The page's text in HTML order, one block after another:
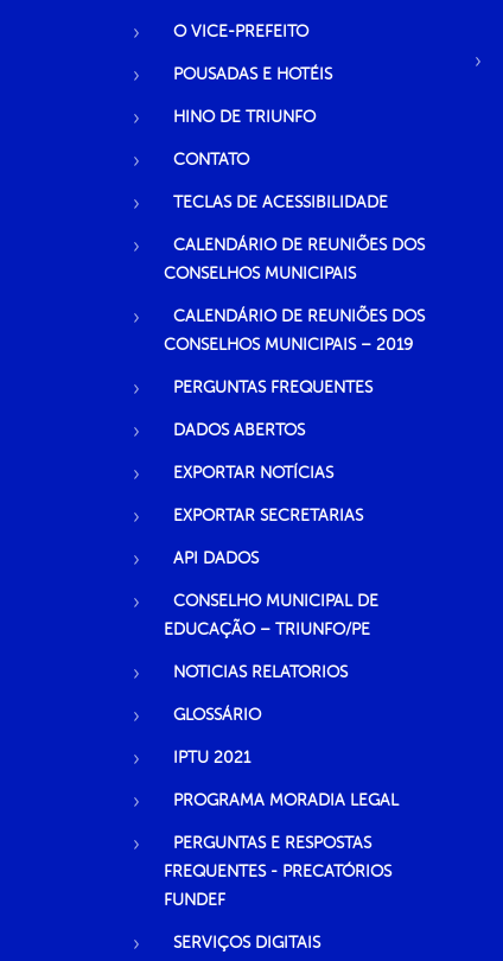
O VICE-PREFEITO
POUSADAS E HOTÉIS
HINO DE TRIUNFO
CONTATO
TECLAS DE ACESSIBILIDADE
CALENDÁRIO DE REUNIÕES DOS
CONSELHOS MUNICIPAIS
CALENDÁRIO DE REUNIÕES DOS
CONSELHOS MUNICIPAIS – 2019
PERGUNTAS FREQUENTES
DADOS ABERTOS
EXPORTAR NOTÍCIAS
EXPORTAR SECRETARIAS
API DADOS
CONSELHO MUNICIPAL DE
EDUCAÇÃO – TRIUNFO/PE
NOTICIAS RELATORIOS
GLOSSÁRIO
IPTU 2021
PROGRAMA MORADIA LEGAL
PERGUNTAS E RESPOSTAS
FREQUENTES - PRECATÓRIOS
FUNDEF
SERVIÇOS DIGITAIS